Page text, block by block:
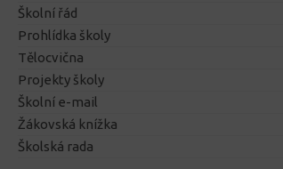
Školní řád
Prohlídka školy
Tělocvična
Projekty školy
Školní e-mail
Žákovská knížka
Školská rada